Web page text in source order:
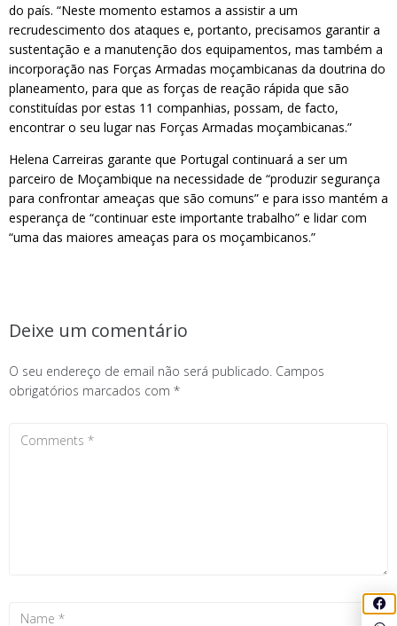
do país. “Neste momento estamos a assistir a um
recrudescimento dos ataques e, portanto, precisamos garantir a
sustentação e a manutenção dos equipamentos, mas também a
incorporação nas Forças Armadas moçambicanas da doutrina do
planeamento, para que as forças de reação rápida que são
constituídas por estas 11 companhias, possam, de facto,
encontrar o seu lugar nas Forças Armadas moçambicanas.”
Helena Carreiras garante que Portugal continuará a ser um
parceiro de Moçambique na necessidade de “produzir segurança
para confrontar ameaças que são comuns” e para isso mantém a
esperança de “continuar este importante trabalho” e lidar com
“uma das maiores ameaças para os moçambicanos.”
Deixe um comentário
O seu endereço de email não será publicado. Campos
obrigatórios marcados com *